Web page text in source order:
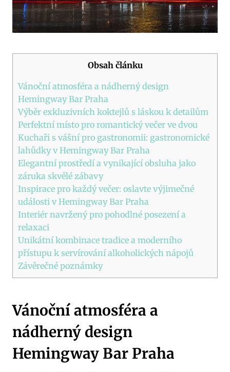
Obsah článku
Vánoční atmosféra a nádherný design
Hemingway Bar Praha
Výběr exkluzivních koktejlů s láskou k detailům
Perfektní místo pro romantický večer ve dvou
Kuchaři s vášní pro gastronomii: gastronomické
lahůdky v Hemingway Bar Praha
Elegantní prostředí a vynikající obsluha jako
záruka skvělé zábavy
Inspirace pro každý večer: oslavte výjimečné
události v Hemingway Bar Praha
Interiér navržený pro pohodlné posezení a
relaxaci
Unikátní kombinace tradice a moderního
přístupu k servírování alkoholických nápojů
Závěrečné poznámky
Vánoční atmosféra a
nádherný design
Hemingway Bar Praha